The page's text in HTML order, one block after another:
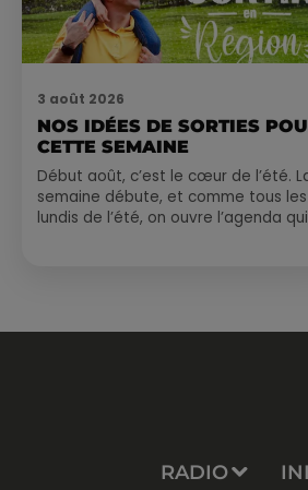
3 août 2026
NOS IDÉES DE SORTIES
CETTE SEMAINE
Début août, c’est le cœur de l’été.
semaine débute, et comme tous les
lundis de l’été, on ouvre l’agenda qui
RADIO